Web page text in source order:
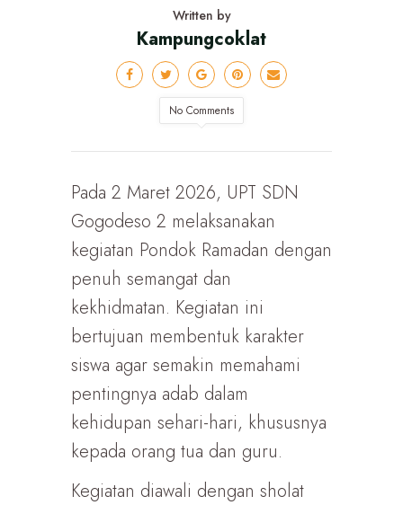
Written by
Kampungcoklat
No Comments
Pada 2 Maret 2026, UPT SDN
Gogodeso 2 melaksanakan
kegiatan Pondok Ramadan dengan
penuh semangat dan
kekhidmatan. Kegiatan ini
bertujuan membentuk karakter
siswa agar semakin memahami
pentingnya adab dalam
kehidupan sehari-hari, khususnya
kepada orang tua dan guru.
Kegiatan diawali dengan sholat